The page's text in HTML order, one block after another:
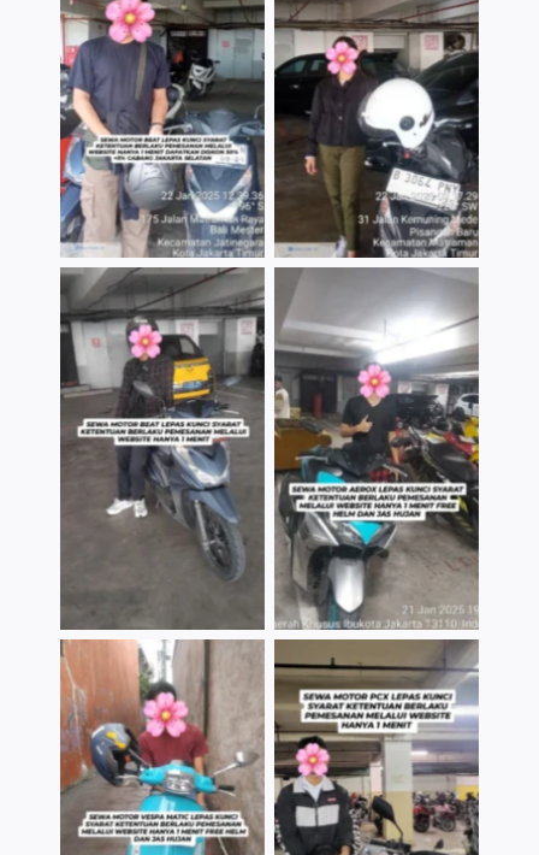
TNo Caption TNo Caption
TNo Caption TNo Caption
TNo Caption TNo Caption